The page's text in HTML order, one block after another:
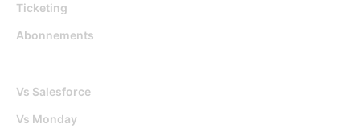
Ticketing
Abonnements
Vs Salesforce
Vs Monday